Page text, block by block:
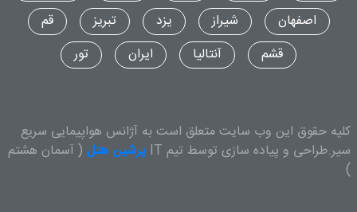
اصفهان
شیراز یزد تبریز
قم
قشم
آنتالیا ایران تور
کلیه حقوق این وب سایت متعلق است به آژانس هواپیمایی سریع
سیر.طراحی و پیاده سازی توسط تیم IT
پرشین هتل ( آسمان هشتم
)